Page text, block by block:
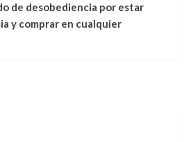
de desobediencia por estar
y comprar en cualquier